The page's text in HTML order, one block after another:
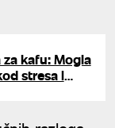
kafu: Mogla
stresa i